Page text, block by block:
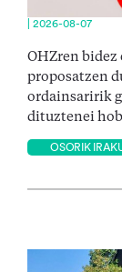
| 2026-08-07
OHZren
proposatzen
ordainsaririk
dituztenei
OSORIK